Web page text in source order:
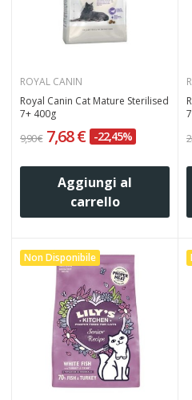
ROYAL CANIN
Royal Canin Cat Mature Sterilised
7+ 400g
9,90 € 7,68 € -22,45%
Aggiungi al
carrello
Non Disponibile